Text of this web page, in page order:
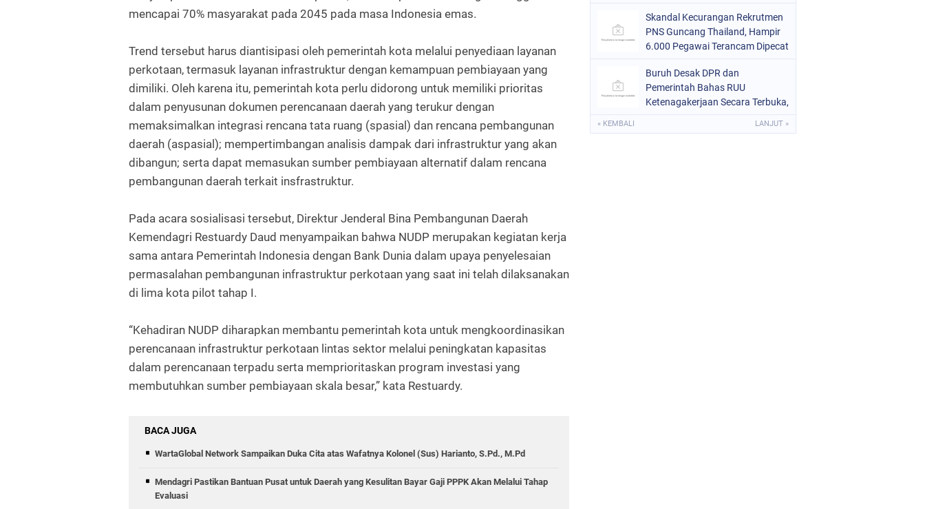
mencapai 70% masyarakat pada 2045 pada masa Indonesia emas.
Trend tersebut harus diantisipasi oleh pemerintah kota melalui penyediaan layanan
perkotaan, termasuk layanan infrastruktur dengan kemampuan pembiayaan yang
dimiliki. Oleh karena itu, pemerintah kota perlu didorong untuk memiliki prioritas
dalam penyusunan dokumen perencanaan daerah yang terukur dengan
memaksimalkan integrasi rencana tata ruang (spasial) dan rencana pembangunan
daerah (aspasial); mempertimbangan analisis dampak dari infrastruktur yang akan
dibangun; serta dapat memasukan sumber pembiayaan alternatif dalam rencana
pembangunan daerah terkait insfrastruktur.
Pada acara sosialisasi tersebut, Direktur Jenderal Bina Pembangunan Daerah
Kemendagri Restuardy Daud menyampaikan bahwa NUDP merupakan kegiatan kerja
sama antara Pemerintah Indonesia dengan Bank Dunia dalam upaya penyelesaian
permasalahan pembangunan infrastruktur perkotaan yang saat ini telah dilaksanakan
di lima kota pilot tahap I.
“Kehadiran NUDP diharapkan membantu pemerintah kota untuk mengkoordinasikan
perencanaan infrastruktur perkotaan lintas sektor melalui peningkatan kapasitas
dalam perencanaan terpadu serta memprioritaskan program investasi yang
membutuhkan sumber pembiayaan skala besar,” kata Restuardy.
BACA JUGA
WartaGlobal Network Sampaikan Duka Cita atas Wafatnya Kolonel (Sus) Harianto, S.Pd., M.Pd
Mendagri Pastikan Bantuan Pusat untuk Daerah yang Kesulitan Bayar Gaji PPPK Akan Melalui Tahap
Evaluasi
Skandal Kecurangan Rekrutmen
PNS Guncang Thailand, Hampir
6.000 Pegawai Terancam Dipecat
Buruh Desak DPR dan
Pemerintah Bahas RUU
Ketenagakerjaan Secara Terbuka,
« KEMBALI LANJUT »